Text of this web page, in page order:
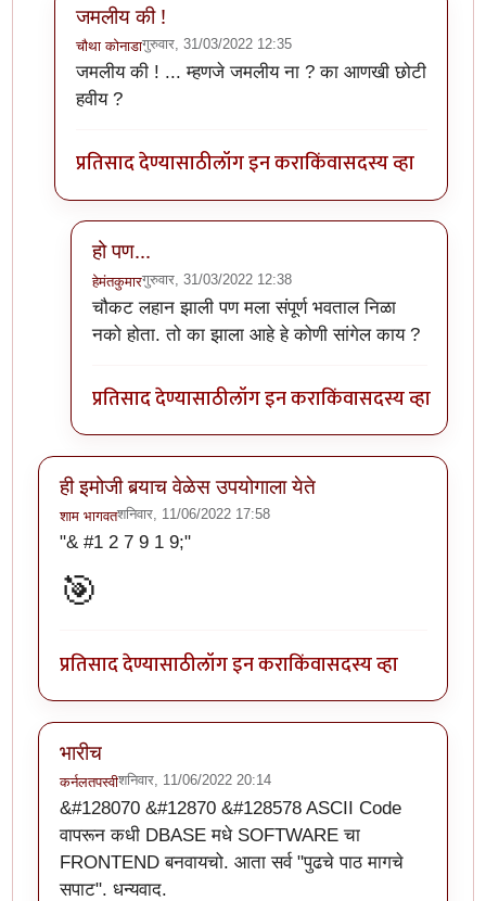
जमलीय की !
चौथा कोनाडागुरुवार, 31/03/2022 12:35
In reply to चाचणीbyहेमंतकुमार
जमलीय की ! ... म्हणजे जमलीय ना ? का आणखी छोटी
हवीय ?
प्रतिसाद देण्यासाठीलॉग इन कराकिंवासदस्य व्हा
हो पण...
हेमंतकुमारगुरुवार, 31/03/2022 12:38
In reply to जमलीय की !byचौथा कोनाडा
चौकट लहान झाली पण मला संपूर्ण भवताल निळा
नको होता. तो का झाला आहे हे कोणी सांगेल काय ?
प्रतिसाद देण्यासाठीलॉग इन कराकिंवासदस्य व्हा
ही इमोजी बर्‍याच वेळेस उपयोगाला येते
शाम भागवतशनिवार, 11/06/2022 17:58
"& #1 2 7 9 1 9;"
🎯
प्रतिसाद देण्यासाठीलॉग इन कराकिंवासदस्य व्हा
भारीच
कर्नलतपस्वीशनिवार, 11/06/2022 20:14
&#128070 &#12870 &#128578 ASCII Code
वापरून कधी DBASE मधे SOFTWARE चा
FRONTEND बनवायचो. आता सर्व "पुढचे पाठ मागचे
सपाट". धन्यवाद.